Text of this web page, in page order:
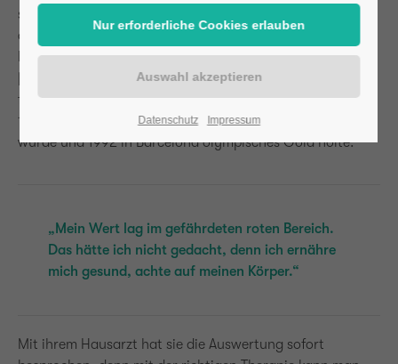
sagt Heike Henkel (57), "Aber die Erkrankung, bei der sich
die Knochen abbauen, trifft leider auch schon viele
Menschen viel früher. Sie selbst hat gerade den OsteoTest
| home ausprobiert. Mit einem überraschenden Ergebnis
für die ehemalige Leistungssportlerin im Hochsprung, die
1990 Europameisterin, im Jahr darauf Weltmeisterin
wurde und 1992 in Barcelona olympisches Gold holte.
„Mein Wert lag im gefährdeten roten Bereich.
Das hätte ich nicht gedacht, denn ich ernähre
mich gesund, achte auf meinen Körper.“
Mit ihrem Hausarzt hat sie die Auswertung sofort
Datenschutz Impressum